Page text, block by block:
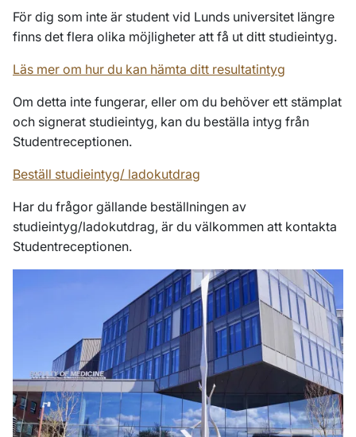
För dig som inte är student vid Lunds universitet längre
finns det flera olika möjligheter att få ut ditt studieintyg.
Läs mer om hur du kan hämta ditt resultatintyg
Om detta inte fungerar, eller om du behöver ett stämplat
och signerat studieintyg, kan du beställa intyg från
Studentreceptionen.
Beställ studieintyg/ ladokutdrag
Har du frågor gällande beställningen av
studieintyg/ladokutdrag, är du välkommen att kontakta
Studentreceptionen.